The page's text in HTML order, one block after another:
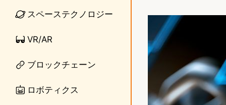
スペーステクノロジー
VR/AR
ブロックチェーン
ロボティクス
n
e
o
d
o